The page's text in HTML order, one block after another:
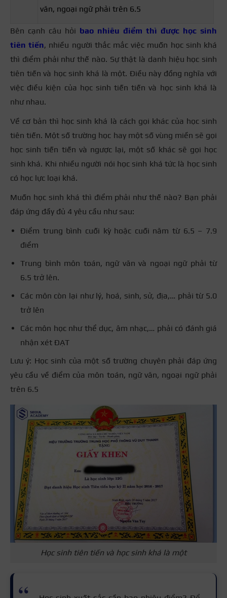
văn, ngoại ngữ phải trên 6.5
Bên cạnh câu hỏi bao nhiêu điểm thì được học sinh
tiên tiến, nhiều người thắc mắc việc muốn học sinh khá
thì điểm phải như thế nào. Sự thật là danh hiệu học sinh
tiên tiến và học sinh khá là một. Điều này đồng nghĩa với
việc điều kiện của học sinh tiến tiến và học sinh khá là
như nhau.
Về cơ bản thì học sinh khá là cách gọi khác của học sinh
tiên tiến. Một số trường học hay một số vùng miền sẽ gọi
học sinh tiến tiến và ngược lại, một số khác sẽ gọi học
sinh khá. Khi nhiều người nói học sinh khá tức là học sinh
có học lực loại khá.
Muốn học sinh khá thì điểm phải như thế nào? Bạn phải
đáp ứng đầy đủ 4 yêu cầu như sau:
Điểm trung bình cuối kỳ hoặc cuối năm từ 6.5 – 7.9
điểm
Trung bình môn toán, ngữ văn và ngoại ngữ phải từ
6.5 trở lên.
Các môn còn lại như lý, hoá, sinh, sử, địa,… phải từ 5.0
trở lên
Các môn học như thể dục, âm nhạc,… phải có đánh giá
nhận xét ĐẠT
Lưu ý: Học sinh của một số trường chuyên phải đáp ứng
yêu cầu về điểm của môn toán, ngữ văn, ngoại ngữ phải
trên 6.5
Học sinh tiên tiến và học sinh khá là một